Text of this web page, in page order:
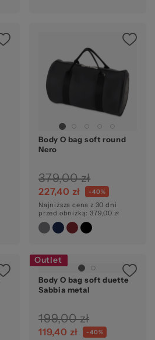
Body O bag soft round
Nero
379,00 zł
227,40 zł -40%
Najniższa cena z 30 dni
przed obniżką: 379,00 zł
Outlet
Body O bag soft duette
Sabbia metal
199,00 zł
119,40 zł -40%